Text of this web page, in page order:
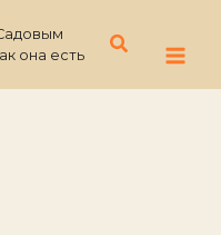
она есть
Поиск